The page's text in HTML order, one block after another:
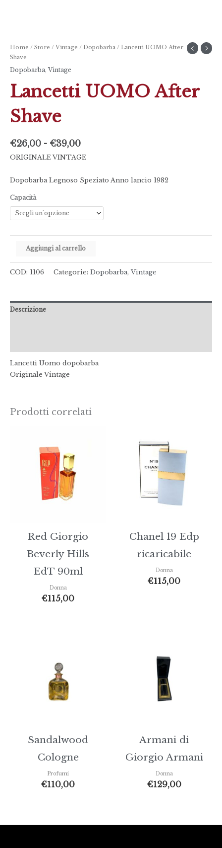
Home / Store / Vintage / Dopobarba / Lancetti UOMO After
Shave
Dopobarba, Vintage
Lancetti UOMO After
Shave
€26,00 - €39,00
ORIGINALE VINTAGE
Dopobarba Legnoso Speziato Anno lancio 1982
Capacità
Aggiungi al carrello
COD: 1106 Categorie: Dopobarba, Vintage
Descrizione
Lancetti Uomo dopobarba
Originale Vintage
Prodotti correlati
Red Giorgio
Beverly Hills
EdT 90ml
Donna
€115,00
Chanel 19 Edp
ricaricabile
Donna
€115,00
Sandalwood
Cologne
Profumi
€110,00
Armani di
Giorgio Armani
Donna
€129,00